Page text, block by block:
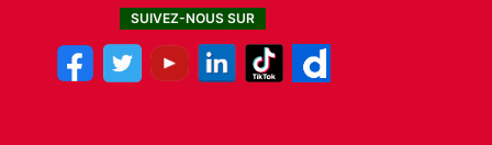
SUIVEZ-NOUS SUR